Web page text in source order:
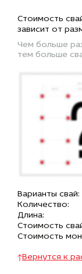
Стоимость
зависит от
Чем больше
тем больше
Варианты свай:
Количество:
Длина:
Стоимость
Стоимость
Вернутся к